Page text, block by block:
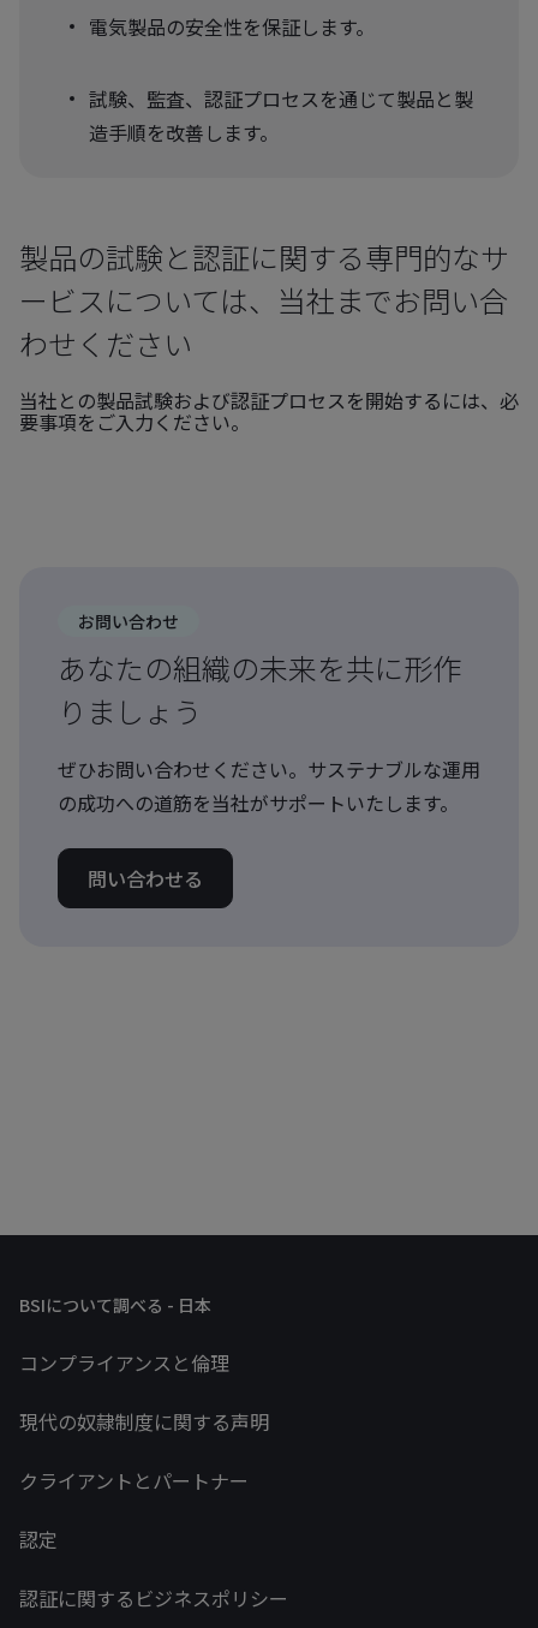
電気製品の安全性を保証します。
試験、監査、認証プロセスを通じて製品と製
造手順を改善します。
製品の試験と認証に関する専門的なサ
ービスについては、当社までお問い合
わせください
当社との製品試験および認証プロセスを開始するには、必
要事項をご入力ください。
お問い合わせ
あなたの組織の未来を共に形作
りましょう
ぜひお問い合わせください。サステナブルな運用
の成功への道筋を当社がサポートいたします。
問い合わせる
BSIについて調べる - 日本
コンプライアンスと倫理
現代の奴隷制度に関する声明
クライアントとパートナー
認定
認証に関するビジネスポリシー